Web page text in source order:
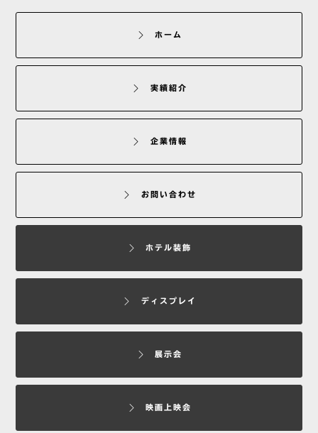
ホーム
実績紹介
企業情報
お問い合わせ
ホテル装飾
ディスプレイ
展示会
映画上映会